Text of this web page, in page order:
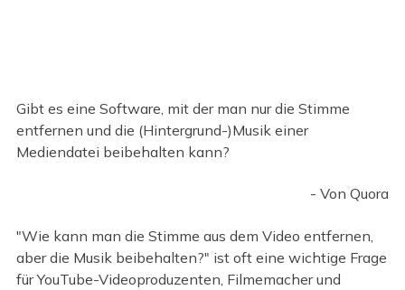
Gibt es eine Software, mit der man nur die Stimme
entfernen und die (Hintergrund-)Musik einer
Mediendatei beibehalten kann?
- Von Quora
"Wie kann man die Stimme aus dem Video entfernen,
aber die Musik beibehalten?" ist oft eine wichtige Frage
für YouTube-Videoproduzenten, Filmemacher und